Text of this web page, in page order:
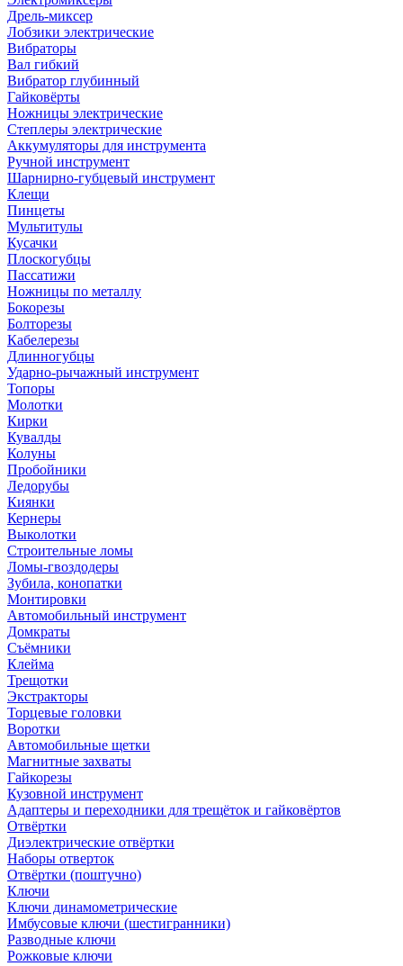
Дрель-миксер
Лобзики электрические
Вибраторы
Вал гибкий
Вибратор глубинный
Гайковёрты
Ножницы электрические
Степлеры электрические
Аккумуляторы для инструмента
Ручной инструмент
Шарнирно-губцевый инструмент
Клещи
Пинцеты
Мультитулы
Кусачки
Плоскогубцы
Пассатижи
Ножницы по металлу
Бокорезы
Болторезы
Кабелерезы
Длинногубцы
Ударно-рычажный инструмент
Топоры
Молотки
Кирки
Кувалды
Колуны
Пробойники
Ледорубы
Киянки
Кернеры
Выколотки
Строительные ломы
Ломы-гвоздодеры
Зубила, конопатки
Монтировки
Автомобильный инструмент
Домкраты
Съёмники
Клейма
Трещотки
Экстракторы
Торцевые головки
Воротки
Автомобильные щетки
Магнитные захваты
Гайкорезы
Кузовной инструмент
Адаптеры и переходники для трещёток и гайковёртов
Отвёртки
Диэлектрические отвёртки
Наборы отверток
Отвёртки (поштучно)
Ключи
Ключи динамометрические
Имбусовые ключи (шестигранники)
Разводные ключи
Рожковые ключи